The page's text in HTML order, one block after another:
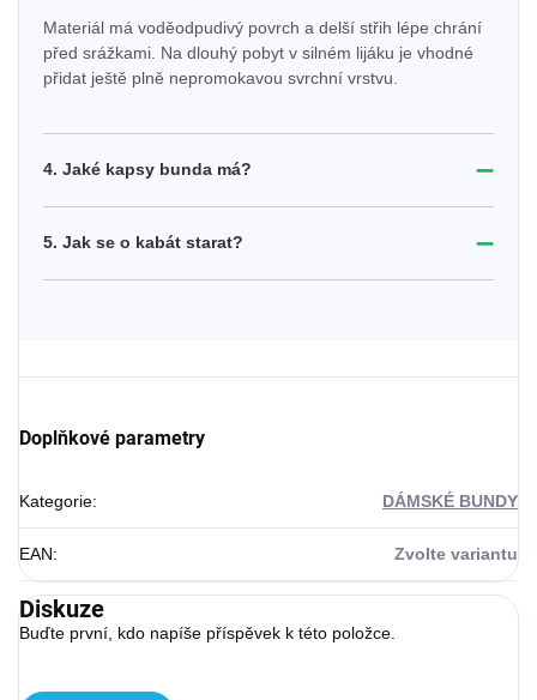
Materiál má voděodpudivý povrch a delší střih lépe chrání
před srážkami. Na dlouhý pobyt v silném lijáku je vhodné
přidat ještě plně nepromokavou svrchní vrstvu.
4. Jaké kapsy bunda má? ➖
5. Jak se o kabát starat? ➖
Doplňkové parametry
Kategorie: DÁMSKÉ BUNDY
EAN: Zvolte variantu
Diskuze
Buďte první, kdo napíše příspěvek k této položce.